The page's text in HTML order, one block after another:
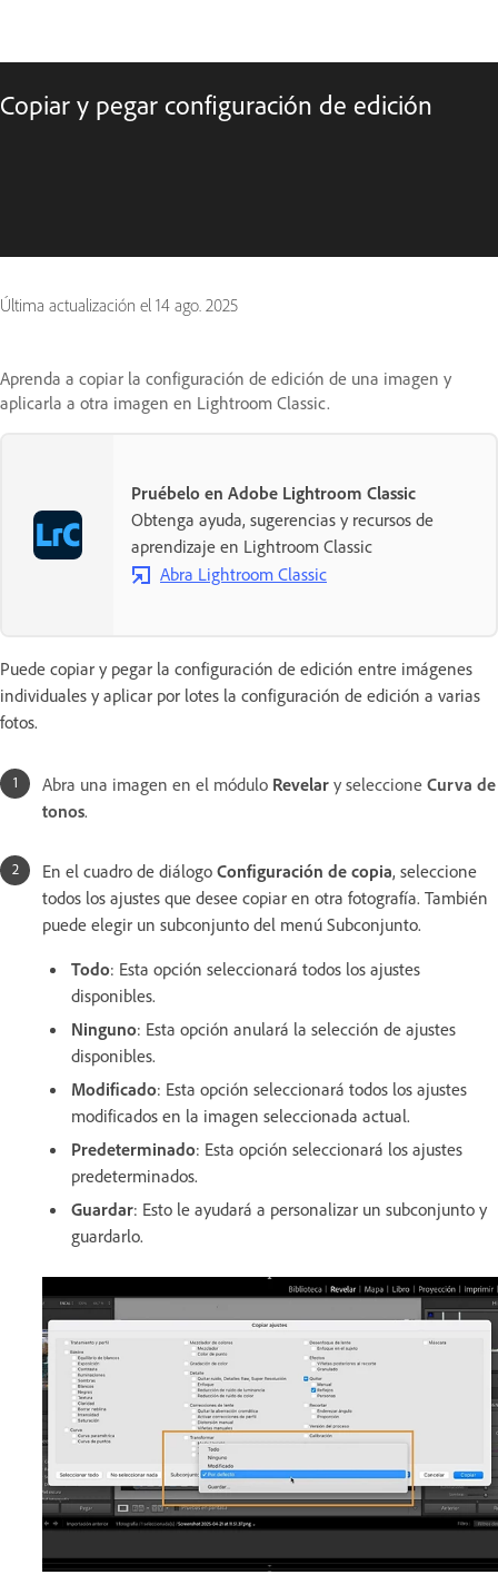
Copiar y pegar configuración de edición
Última actualización el 14 ago. 2025
Aprenda a copiar la configuración de edición de una imagen y
aplicarla a otra imagen en Lightroom Classic.
Pruébelo en Adobe Lightroom Classic
Obtenga ayuda, sugerencias y recursos de
aprendizaje en Lightroom Classic
Abra Lightroom Classic
Puede copiar y pegar la configuración de edición entre imágenes
individuales y aplicar por lotes la configuración de edición a varias
fotos.
Abra una imagen en el módulo Revelar y seleccione Curva de
tonos.
En el cuadro de diálogo Configuración de copia, seleccione
todos los ajustes que desee copiar en otra fotografía. También
puede elegir un subconjunto del menú Subconjunto.
Todo: Esta opción seleccionará todos los ajustes
disponibles.
Ninguno: Esta opción anulará la selección de ajustes
disponibles.
Modificado: Esta opción seleccionará todos los ajustes
modificados en la imagen seleccionada actual.
Predeterminado: Esta opción seleccionará los ajustes
predeterminados.
Guardar: Esto le ayudará a personalizar un subconjunto y
guardarlo.